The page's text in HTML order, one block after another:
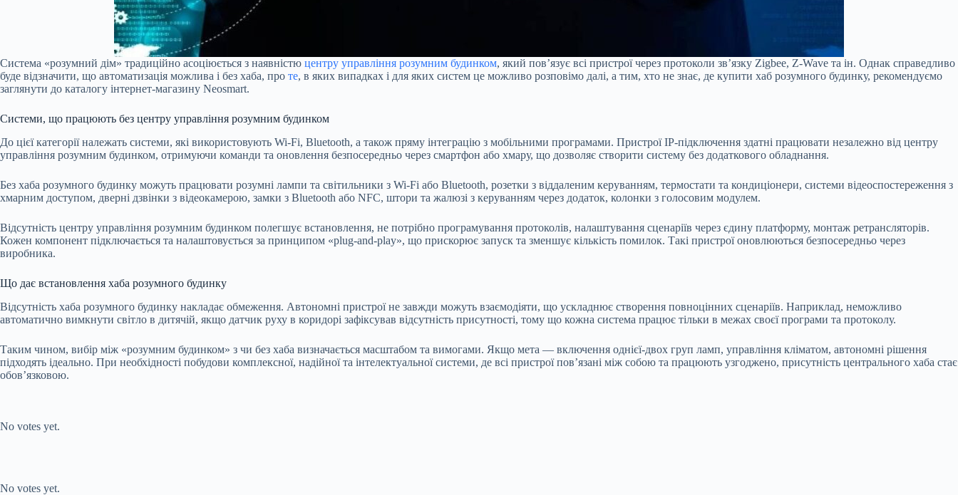
Система «розумний дім» традиційно асоціюється з наявністю центру управління розумним будинком, який пов’язує всі пристрої через протоколи зв’язку Zigbee, Z-Wave та ін. Однак справедливо
буде відзначити, що автоматизація можлива і без хаба, про те, в яких випадках і для яких систем це можливо розповімо далі, а тим, хто не знає, де купити хаб розумного будинку, рекомендуємо
заглянути до каталогу інтернет-магазину Neosmart.
Системи, що працюють без центру управління розумним будинком
До цієї категорії належать системи, які використовують Wi-Fi, Bluetooth, а також пряму інтеграцію з мобільними програмами. Пристрої IP-підключення здатні працювати незалежно від центру
управління розумним будинком, отримуючи команди та оновлення безпосередньо через смартфон або хмару, що дозволяє створити систему без додаткового обладнання.
Без хаба розумного будинку можуть працювати розумні лампи та світильники з Wi-Fi або Bluetooth, розетки з віддаленим керуванням, термостати та кондиціонери, системи відеоспостереження з
хмарним доступом, дверні дзвінки з відеокамерою, замки з Bluetooth або NFC, штори та жалюзі з керуванням через додаток, колонки з голосовим модулем.
Відсутність центру управління розумним будинком полегшує встановлення, не потрібно програмування протоколів, налаштування сценаріїв через єдину платформу, монтаж ретрансляторів.
Кожен компонент підключається та налаштовується за принципом «plug-and-play», що прискорює запуск та зменшує кількість помилок. Такі пристрої оновлюються безпосередньо через
виробника.
Що дає встановлення хаба розумного будинку
Відсутність хаба розумного будинку накладає обмеження. Автономні пристрої не завжди можуть взаємодіяти, що ускладнює створення повноцінних сценаріїв. Наприклад, неможливо
автоматично вимкнути світло в дитячій, якщо датчик руху в коридорі зафіксував відсутність присутності, тому що кожна система працює тільки в межах своєї програми та протоколу.
Таким чином, вибір між «розумним будинком» з чи без хаба визначається масштабом та вимогами. Якщо мета — включення однієї-двох груп ламп, управління кліматом, автономні рішення
підходять ідеально. При необхідності побудови комплексної, надійної та інтелектуальної системи, де всі пристрої пов’язані між собою та працюють узгоджено, присутність центрального хаба стає
обов’язковою.
No votes yet.
No votes yet.